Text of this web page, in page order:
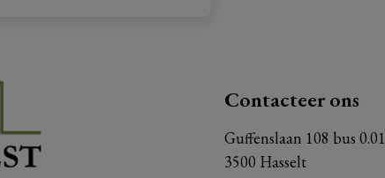
Contacteer ons
Guffenslaan 108 bus 0.01
3500 Hasselt